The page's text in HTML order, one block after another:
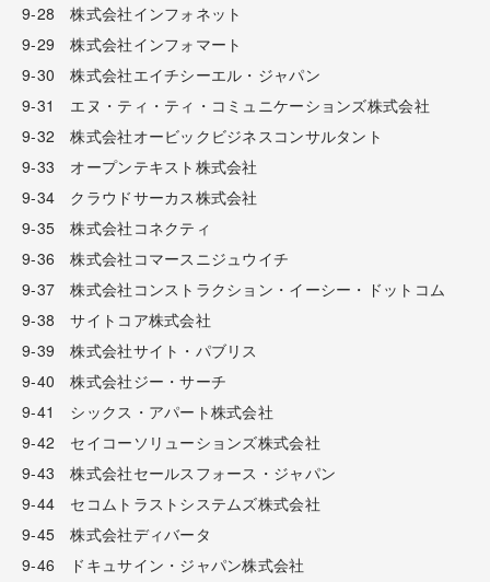
9-28 株式会社インフォネット
9-29 株式会社インフォマート
9-30 株式会社エイチシーエル・ジャパン
9-31 エヌ・ティ・ティ・コミュニケーションズ株式会社
9-32 株式会社オービックビジネスコンサルタント
9-33 オープンテキスト株式会社
9-34 クラウドサーカス株式会社
9-35 株式会社コネクティ
9-36 株式会社コマースニジュウイチ
9-37 株式会社コンストラクション・イーシー・ドットコム
9-38 サイトコア株式会社
9-39 株式会社サイト・パブリス
9-40 株式会社ジー・サーチ
9-41 シックス・アパート株式会社
9-42 セイコーソリューションズ株式会社
9-43 株式会社セールスフォース・ジャパン
9-44 セコムトラストシステムズ株式会社
9-45 株式会社ディバータ
9-46 ドキュサイン・ジャパン株式会社